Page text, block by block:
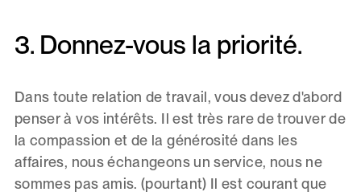
3. Donnez-vous la priorité.
Dans toute relation de travail, vous devez d'abord
penser à vos intérêts. Il est très rare de trouver de
la compassion et de la générosité dans les
affaires, nous échangeons un service, nous ne
sommes pas amis. (pourtant) Il est courant que